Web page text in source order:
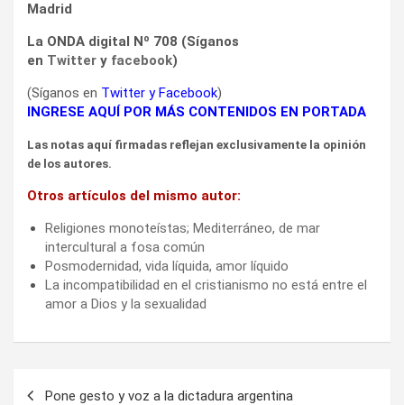
Madrid
La ONDA digital Nº 708 (Síganos
en Twitter y facebook)
(Síganos en Twitter yFacebook)
INGRESE AQUÍ POR MÁS CONTENIDOS EN PORTADA
Las notas aquí firmadas reflejan exclusivamente la opinión
de los autores.
Otros artículos del mismo autor:
Religiones monoteístas; Mediterráneo, de mar
intercultural a fosa común
Posmodernidad, vida líquida, amor líquido
La incompatibilidad en el cristianismo no está entre el
amor a Dios y la sexualidad
Pone gesto y voz a la dictadura argentina